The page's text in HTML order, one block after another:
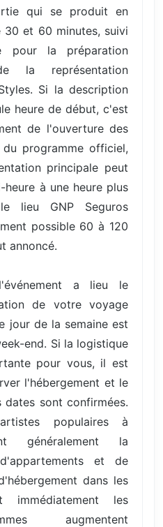
qui se produit en
et 60 minutes, suivi
pour la préparation
la représentation
Si la description
heure de début, c'est
de l'ouverture des
programme officiel,
principale peut
à une heure plus
lieu GNP Seguros
possible 60 à 120
annoncé.
a lieu le
de votre voyage
jour de la semaine est
end. Si la logistique
pour vous, il est
l'hébergement et le
sont confirmées.
populaires à
généralement la
et de
dans les
immédiatement les
augmentent